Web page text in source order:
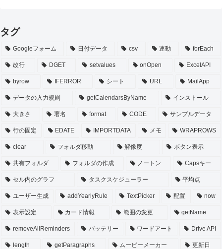
タグ
Googleフォーム 日付データ csv 連動 forEach
改行 DGET setvalues onOpen ExcelAPI
byrow IFERROR シート URL MailApp
データの入力規則 getCalendarsByName インストール
大きさ 署名 format CODE サンプルデータ
行の固定 EDATE IMPORTDATA メモ WRAPROWS
clear フォルダ移動 解像度 ボタン表示
共有フォルダ フォルダの作成 ノートン Capsキー
セル内のグラフ タスクスケジューラー 平均点
ユーザー生成 addYearlyRule TextPicker 配置 now
表示設定 カード情報 範囲の変更 getName
removeAllReminders バッテリー ワードアート Drive API
length getParagraphs ムービーメーカー 更新日